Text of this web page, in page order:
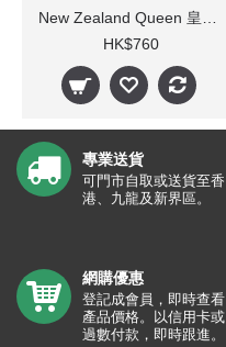
HK$760
專業送貨
可門市自取或送貨至香
港、九龍及新界區。
網購優惠
登記成會員，即時查看
產品價格。以信用卡或
過數付款，即時跟進。